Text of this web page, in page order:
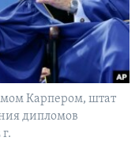
Карпером, штат
дипломов